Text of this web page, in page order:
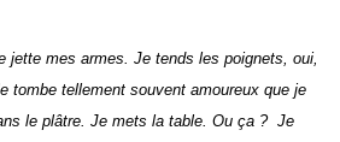
jette mes armes. Je tends les poignets, oui,
tombe tellement souvent amoureux que je
le plâtre. Je mets la table. Ou ça ? Je